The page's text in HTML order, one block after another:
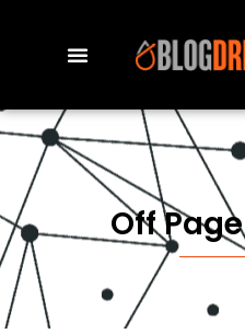
Off